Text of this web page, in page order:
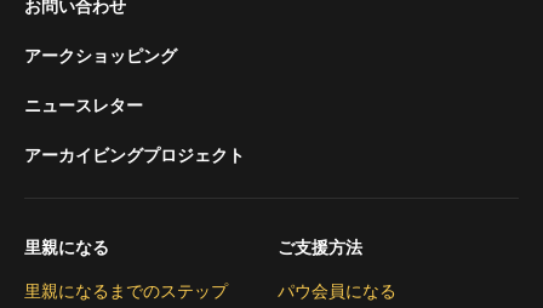
お問い合わせ
アークショッピング
ニュースレター
アーカイビングプロジェクト
里親になる
里親になるまでのステップ
ご支援方法
パウ会員になる